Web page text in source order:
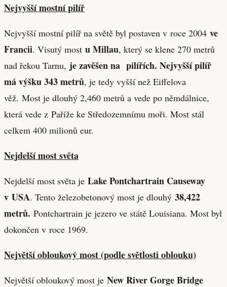
Nejvyšší mostní pilíř
Nejvyšší mostní pilíř na světě byl postaven v roce 2004 ve
Francii. Visutý most u Millau, který se klene 270 metrů
nad řekou Tarnu, je zavěšen na pilířích. Nejvyšší pilíř
má výšku 343 metrů, je tedy vyšší než Eiffelova
věž. Most je dlouhý 2,460 metrů a vede po němdálnice,
která vede z Paříže ke Středozemnímu moři. Most stál
celkem 400 milionů eur.
Nejdelší most světa
Nejdelší most světa je Lake Pontchartrain Causeway
v USA. Tento železobetonový most je dlouhý 38,422
metrů. Pontchartrain je jezero ve státě Louisiana. Most byl
dokončen v roce 1969.
Největší obloukový most (podle světlosti oblouku)
Největší obloukový most je New River Gorge Bridge